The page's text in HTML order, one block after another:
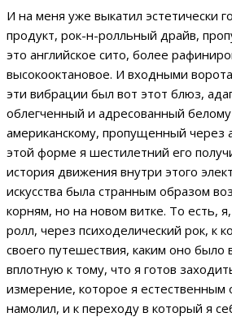
И на меня уже выкатил эстетически
продукт, рок-н-ролльный драйв,
это английское сито, более
высокооктановое. И входными
эти вибрации был вот этот блюз,
облегченный и адресованный
американскому, пропущенный через
этой форме я шестилетний его
история движения внутри этого
искусства была странным образом
корням, но на новом витке. То есть,
ролл, через психоделический рок, к
своего путешествия, каким оно
вплотную к тому, что я готов
измерение, которое я естественным
намолил, и к переходу в который я